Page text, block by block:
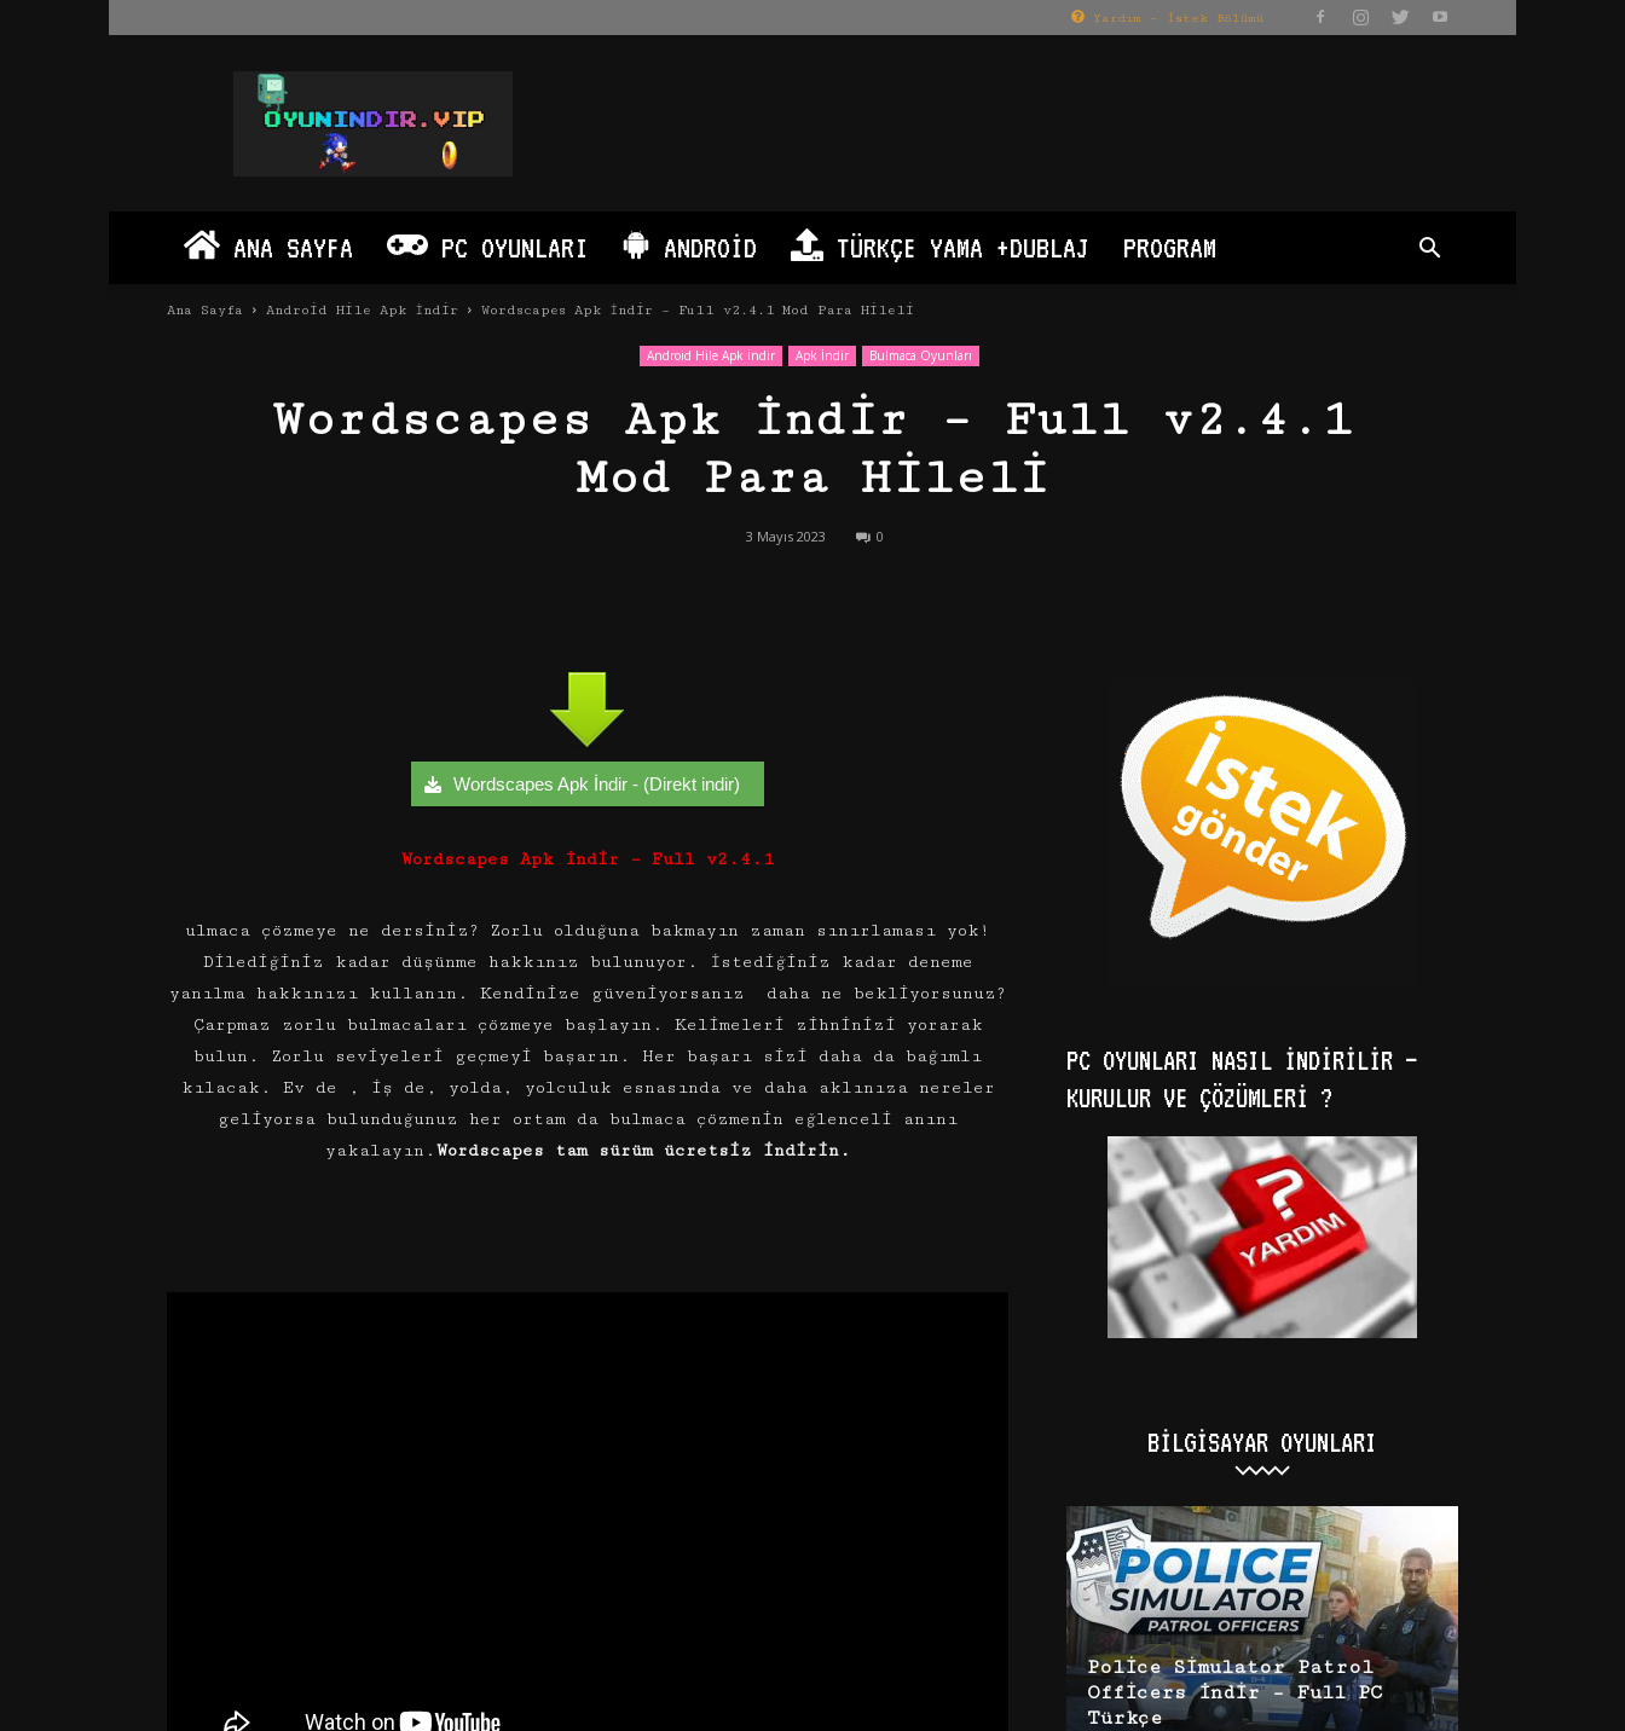
Yardım – İstek Bölümü
Oyun
İndir
PC
Android
ANA SAYFA PC OYUNLARI ANDROID TÜRKÇE YAMA +DUBLAJ PROGRAM
Ana Sayfa Android Hile Apk İndir Wordscapes Apk İndir – Full v2.4.1 Mod Para Hileli
Android Hile Apk İndir Apk İndir Bulmaca Oyunları
Wordscapes Apk İndir – Full v2.4.1
Mod Para Hileli
3 Mayıs 2023 0
Wordscapes Apk İndir - (Direkt indir)
Wordscapes Apk İndir – Full v2.4.1
ulmaca çözmeye ne dersiniz? Zorlu olduğuna bakmayın zaman sınırlaması yok!
Dilediğiniz kadar düşünme hakkınız bulunuyor. İstediğiniz kadar deneme
yanılma hakkınızı kullanın. Kendinize güveniyorsanız daha ne bekliyorsunuz?
Çarpmaz zorlu bulmacaları çözmeye başlayın. Kelimeleri zihninizi yorarak
bulun. Zorlu seviyeleri geçmeyi başarın. Her başarı sizi daha da bağımlı
kılacak. Ev de , iş de, yolda, yolculuk esnasında ve daha aklınıza nereler
geliyorsa bulunduğunuz her ortam da bulmaca çözmenin eğlenceli anını
yakalayın. Wordscapes tam sürüm ücretsiz indirin.
PC OYUNLARI NASIL İNDIRILIR –
KURULUR VE ÇÖZÜMLERI ?
BILGISAYAR OYUNLARI
Police Simulator Patrol
Officers İndir – Full PC
Türkçe